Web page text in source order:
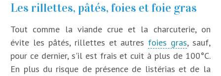
Les rillettes, pâtés, foies et foie gras
Tout comme la viande crue et la charcuterie, on
évite les pâtés, rillettes et autres foies gras, sauf,
pour ce dernier, s'il est frais et cuit à plus de 100°C.
En plus du risque de présence de listérias et de la